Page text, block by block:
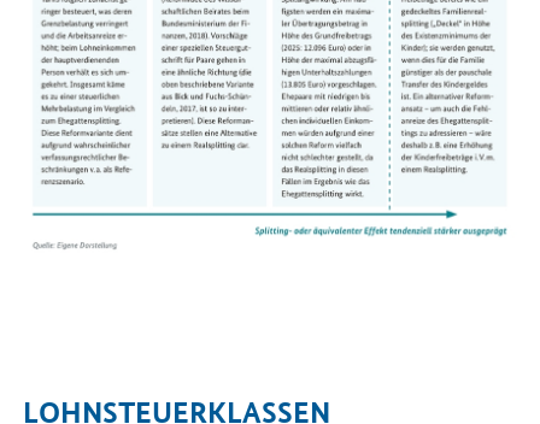
LOHNSTEUERKLASSEN